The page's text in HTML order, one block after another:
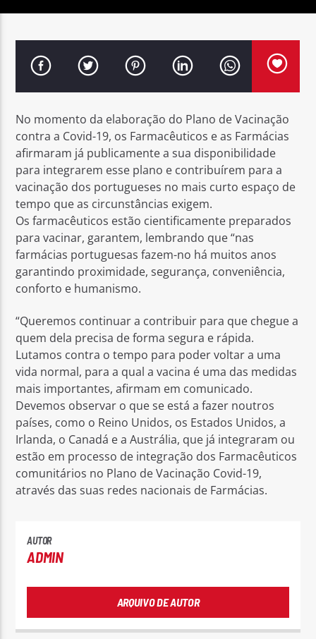
97.1FM E 107.8 FM
Rádio No ar
No momento da elaboração do Plano de Vacinação
contra a Covid-19, os Farmacêuticos e as Farmácias
afirmaram já publicamente a sua disponibilidade
para integrarem esse plano e contribuírem para a
vacinação dos portugueses no mais curto espaço de
tempo que as circunstâncias exigem.
Os farmacêuticos estão cientificamente preparados
para vacinar, garantem, lembrando que “nas
farmácias portuguesas fazem-no há muitos anos
garantindo proximidade, segurança, conveniência,
conforto e humanismo.
“Queremos continuar a contribuir para que chegue a
quem dela precisa de forma segura e rápida.
Lutamos contra o tempo para poder voltar a uma
vida normal, para a qual a vacina é uma das medidas
mais importantes, afirmam em comunicado.
Devemos observar o que se está a fazer noutros
países, como o Reino Unidos, os Estados Unidos, a
Irlanda, o Canadá e a Austrália, que já integraram ou
estão em processo de integração dos Farmacêuticos
comunitários no Plano de Vacinação Covid-19,
através das suas redes nacionais de Farmácias.
AUTOR
ADMIN
ARQUIVO DE AUTOR